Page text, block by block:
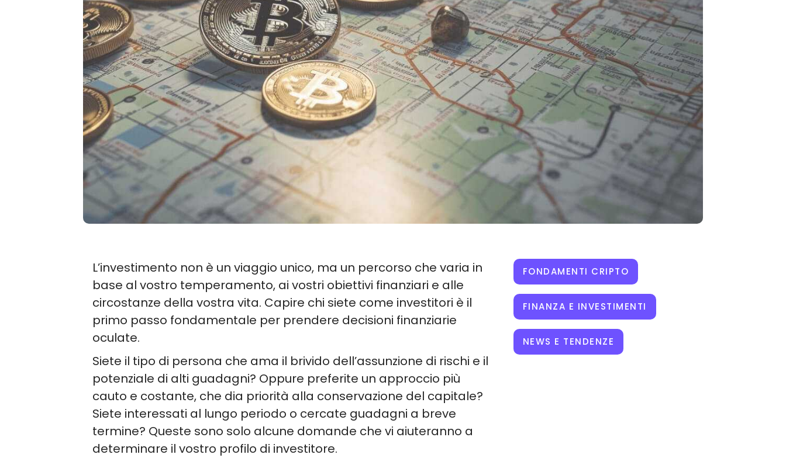
L’investimento non è un viaggio unico, ma un percorso che varia in
base al vostro temperamento, ai vostri obiettivi finanziari e alle
circostanze della vostra vita. Capire chi siete come investitori è il
primo passo fondamentale per prendere decisioni finanziarie
oculate.
Siete il tipo di persona che ama il brivido dell’assunzione di rischi e il
potenziale di alti guadagni? Oppure preferite un approccio più
cauto e costante, che dia priorità alla conservazione del capitale?
Siete interessati al lungo periodo o cercate guadagni a breve
termine? Queste sono solo alcune domande che vi aiuteranno a
determinare il vostro profilo di investitore.
FONDAMENTI CRIPTO
FINANZA E INVESTIMENTI
NEWS E TENDENZE